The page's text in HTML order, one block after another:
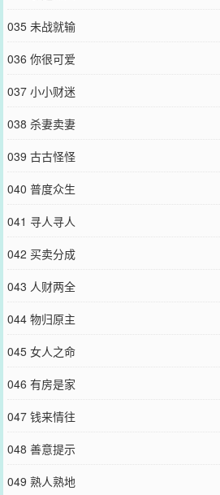
035 未战就输
036 你很可爱
037 小小财迷
038 杀妻卖妻
039 古古怪怪
040 普度众生
041 寻人寻人
042 买卖分成
043 人财两全
044 物归原主
045 女人之命
046 有房是家
047 钱来情往
048 善意提示
049 熟人熟地